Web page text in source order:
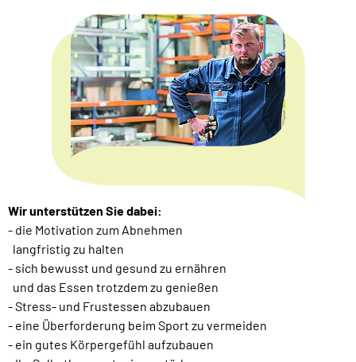
Wir unterstützen Sie dabei:
- die Motivation zum Abnehmen
langfristig zu halten
- sich bewusst und gesund zu ernähren
und das Essen trotzdem zu genießen
- Stress- und Frustessen abzubauen
- eine Überforderung beim Sport zu vermeiden
- ein gutes Körpergefühl aufzubauen